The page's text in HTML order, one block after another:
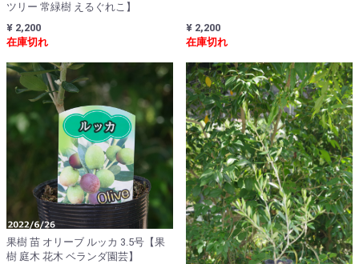
ツリー 常緑樹 えるぐれこ】
¥ 2,200
在庫切れ
¥ 2,200
在庫切れ
果樹 苗 オリーブ ルッカ 3.5号【果
樹 庭木 花木 ベランダ園芸】